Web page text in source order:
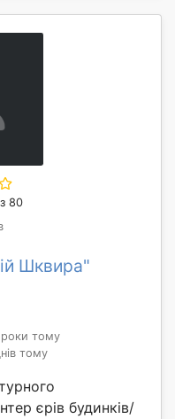
80
Шквира"
тому
тому
єрів будинків/